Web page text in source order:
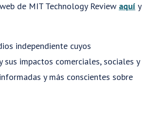
de MIT Technology Review aquí y
independiente cuyos
impactos comerciales, sociales y
y más conscientes sobre